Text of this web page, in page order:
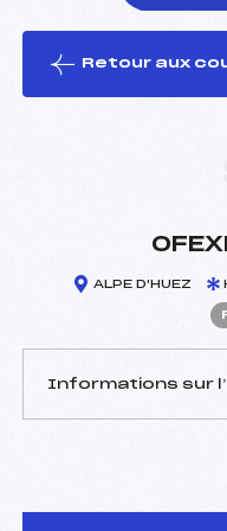
le ski
Retour aux
ALPE D'HUEZ
Informations sur
Arbitre :